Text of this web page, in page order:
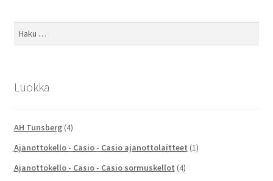
Haku:
Luokka
AH Tunsberg (4)
Ajanottokello - Casio - Casio ajanottolaitteet (1)
Ajanottokello - Casio - Casio sormuskellot (4)